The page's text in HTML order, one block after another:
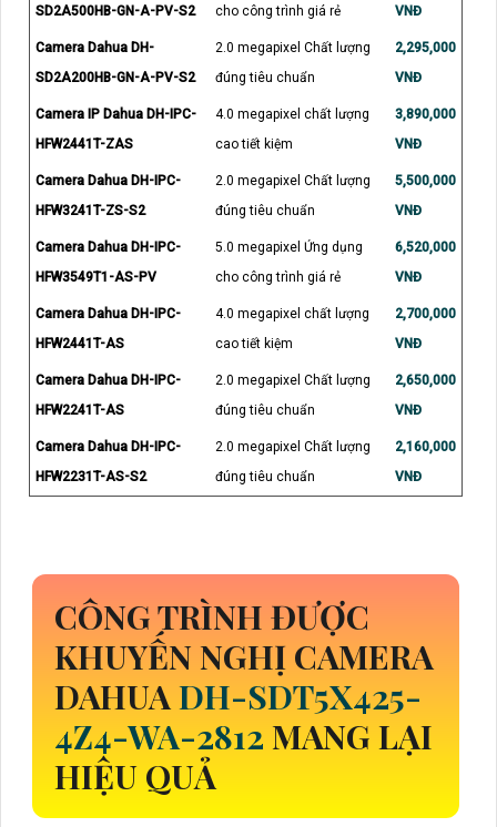
SD2A500HB-GN-A-PV-S2
cho công trình giá rẻ
VNĐ
Camera Dahua DH-
SD2A200HB-GN-A-PV-S2
2.0 megapixel Chất lượng
đúng tiêu chuẩn
2,295,000
VNĐ
Camera IP Dahua DH-IPC-
HFW2441T-ZAS
4.0 megapixel chất lượng
cao tiết kiệm
3,890,000
VNĐ
Camera Dahua DH-IPC-
HFW3241T-ZS-S2
2.0 megapixel Chất lượng
đúng tiêu chuẩn
5,500,000
VNĐ
Camera Dahua DH-IPC-
HFW3549T1-AS-PV
5.0 megapixel Ứng dụng
cho công trình giá rẻ
6,520,000
VNĐ
Camera Dahua DH-IPC-
HFW2441T-AS
4.0 megapixel chất lượng
cao tiết kiệm
2,700,000
VNĐ
Camera Dahua DH-IPC-
HFW2241T-AS
2.0 megapixel Chất lượng
đúng tiêu chuẩn
2,650,000
VNĐ
Camera Dahua DH-IPC-
HFW2231T-AS-S2
2.0 megapixel Chất lượng
đúng tiêu chuẩn
2,160,000
VNĐ
CÔNG TRÌNH ĐƯỢC
KHUYẾN NGHỊ CAMERA
DAHUADH-SDT5X425-
4Z4-WA-2812 MANG LẠI
HIỆU QUẢ